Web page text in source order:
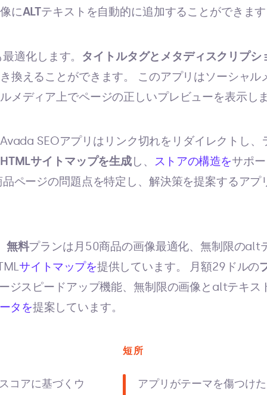
にALTテキストを自動的に追加することができます
適化します。 タイトルタグとメタディスクリプシ
換えることができます。 このアプリはソーシャル
メディア上でページの正しいプレビューを表示しま
SEOアプリはリンク切れをリダイレクトし、
サイトマップを生成し、 ストアの構造をサポ
ページの問題点を特定し、解決策を提案するアプ
無料プランは月50商品の画像最適化、無制限のalt
サイトマップを提供しています。 月額29ドルの
ジスピードアップ機能、無制限の画像とaltテキス
タを提案しています。
コアに基づくウ
短所
アプリがテーマを傷つけ